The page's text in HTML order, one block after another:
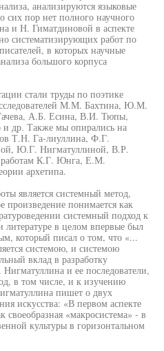
анализируются языковые
сих пор нет полного научного
и Н. Гиматдиновой в аспекте
систематизирующих работ по
в которых научные
большого корпуса
стали труды по поэтике
М.М. Бахтина, Ю.М.
А.Б. Есина, В.И. Тюпы,
др. Также мы опирались на
Т.Н. Га-лиуллина, Ф.Г.
Ю.Г. Нигматуллиной, В.Р.
К.Г. Юнга, Е.М.
архетипа.
является системный метод,
произведение понимается как
системный подход к
в целом впервые был
который писал о том, что «...
системою, и системою
вклад в разработку
и ее последователи,
в том числе, и к изучению
пишет о двух
искусства: «В первом аспекте
своеобразная «макросистема» - в
культуры в горизонтальном